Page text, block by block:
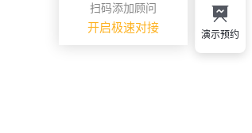
扫码添加顾问
开启极速对接 演示预约